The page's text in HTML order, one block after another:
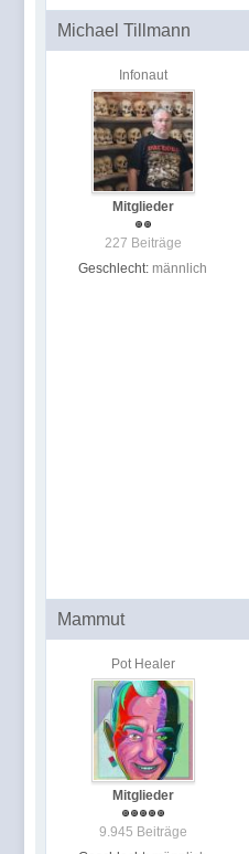
Michael Tillmann
Infonaut
Mitglieder
227 Beiträge
Geschlecht: männlich
Mammut
Pot Healer
Mitglieder
9.945 Beiträge